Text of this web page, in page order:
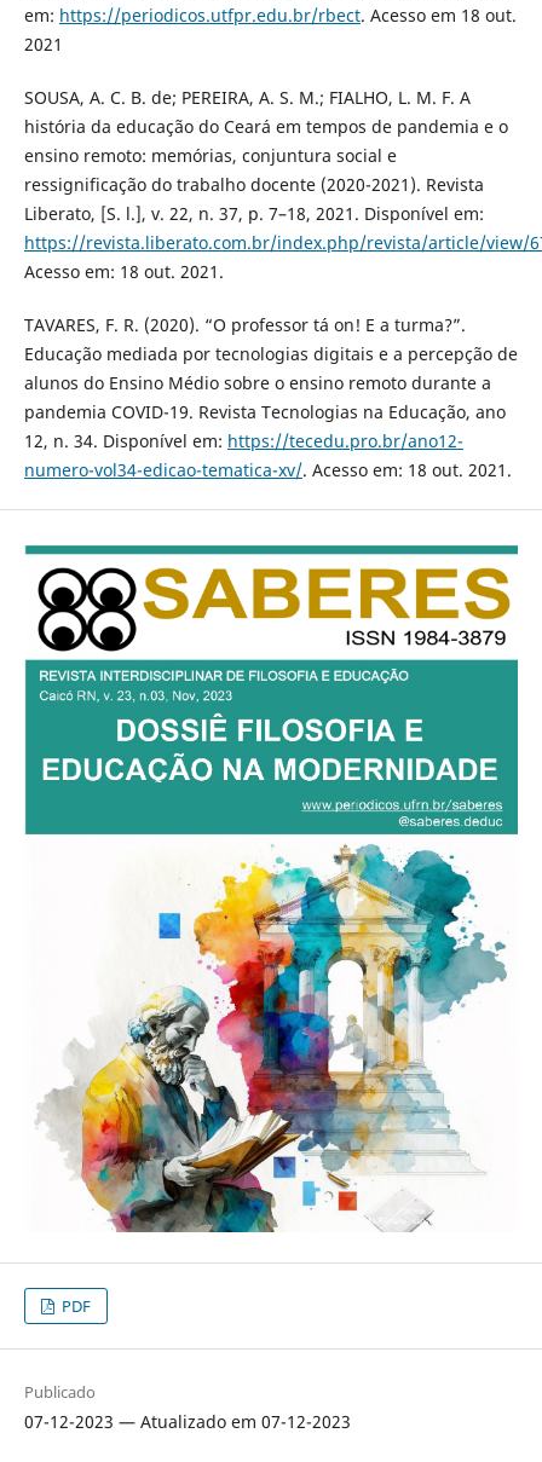
em: https://periodicos.utfpr.edu.br/rbect. Acesso em 18 out.
2021
SOUSA, A. C. B. de; PEREIRA, A. S. M.; FIALHO, L. M. F. A
história da educação do Ceará em tempos de pandemia e o
ensino remoto: memórias, conjuntura social e
ressignificação do trabalho docente (2020-2021). Revista
Liberato, [S. l.], v. 22, n. 37, p. 7–18, 2021. Disponível em:
https://revista.liberato.com.br/index.php/revista/article/view/
Acesso em: 18 out. 2021.
TAVARES, F. R. (2020). “O professor tá on! E a turma?”.
Educação mediada por tecnologias digitais e a percepção de
alunos do Ensino Médio sobre o ensino remoto durante a
pandemia COVID-19. Revista Tecnologias na Educação, ano
12, n. 34. Disponível em: https://tecedu.pro.br/ano12-
numero-vol34-edicao-tematica-xv/. Acesso em: 18 out. 2021.
PDF
Publicado
07-12-2023 — Atualizado em 07-12-2023